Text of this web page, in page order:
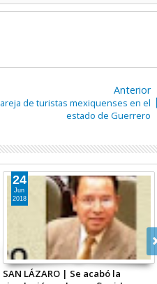
Anterior
de turistas mexiquenses en el
estado de Guerrero
SAN LÁZARO | Violencia política,
10
Jun
2018